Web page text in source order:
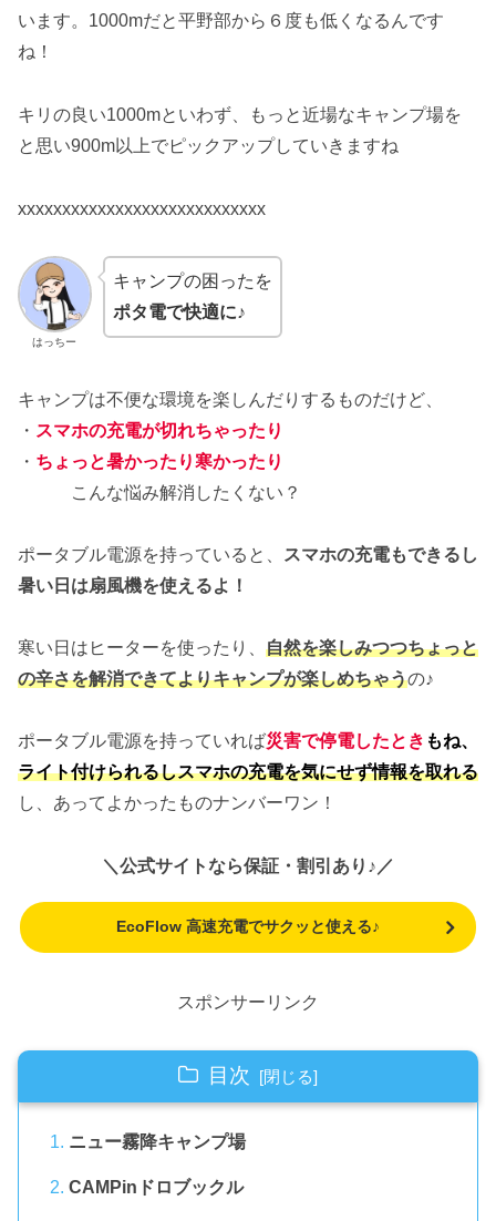
います。1000mだと平野部から６度も低くなるんです
ね！
キリの良い1000mといわず、もっと近場なキャンプ場を
と思い900m以上でピックアップしていきますね
xxxxxxxxxxxxxxxxxxxxxxxxxxxx
はっちー
キャンプの困ったを
ポタ電で快適に♪
キャンプは不便な環境を楽しんだりするものだけど、
・ スマホの充電が切れちゃったり
・ ちょっと暑かったり寒かったり
こんな悩み解消したくない？
ポータブル電源を持っていると、
スマホの充電もできるし
暑い日は扇風機を使えるよ！
寒い日はヒーターを使ったり、 自然を楽しみつつちょっと
の辛さを解消できてよりキャンプが楽しめちゃうの♪
ポータブル電源を持っていれば災害で停電したとき もね、
ライト付けられるしスマホの充電を気にせず情報を取れる
し、あってよかったものナンバーワン！
＼公式サイトなら保証・割引あり♪／
EcoFlow 高速充電でサクッと使える♪
スポンサーリンク
目次
ニュー霧降キャンプ場
CAMPinドロブックル